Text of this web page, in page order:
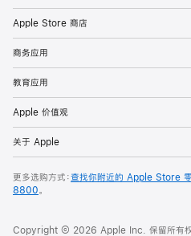
Apple Store 商店
商务应用
教育应用
Apple 价值观
关于 Apple
更多选购方式：查找你附近的 Apple Store
8800。
Copyright © 2026 Apple Inc. 保留所有权